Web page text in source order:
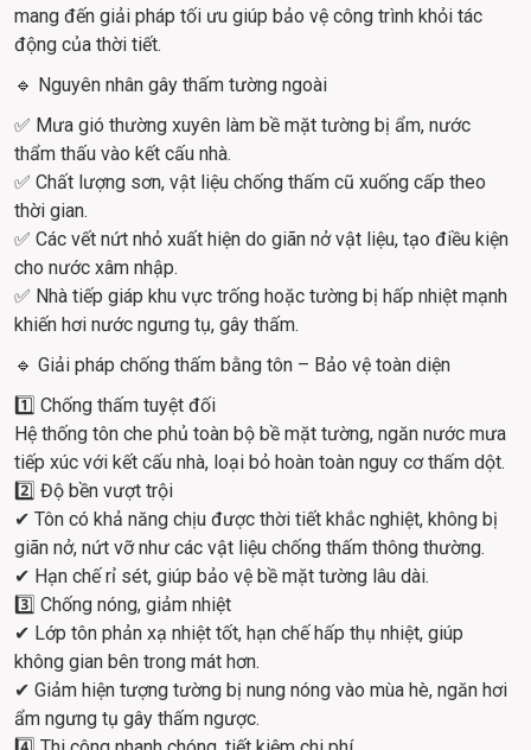
mang đến giải pháp tối ưu giúp bảo vệ công trình khỏi tác
động của thời tiết.
🔹 Nguyên nhân gây thấm tường ngoài
✅ Mưa gió thường xuyên làm bề mặt tường bị ẩm, nước
thẩm thấu vào kết cấu nhà.
✅ Chất lượng sơn, vật liệu chống thấm cũ xuống cấp theo
thời gian.
✅ Các vết nứt nhỏ xuất hiện do giãn nở vật liệu, tạo điều kiện
cho nước xâm nhập.
✅ Nhà tiếp giáp khu vực trống hoặc tường bị hấp nhiệt mạnh
khiến hơi nước ngưng tụ, gây thấm.
🔹 Giải pháp chống thấm bằng tôn – Bảo vệ toàn diện
1️⃣ Chống thấm tuyệt đối
Hệ thống tôn che phủ toàn bộ bề mặt tường, ngăn nước mưa
tiếp xúc với kết cấu nhà, loại bỏ hoàn toàn nguy cơ thấm dột.
2️⃣ Độ bền vượt trội
✔ Tôn có khả năng chịu được thời tiết khắc nghiệt, không bị
giãn nở, nứt vỡ như các vật liệu chống thấm thông thường.
✔ Hạn chế rỉ sét, giúp bảo vệ bề mặt tường lâu dài.
3️⃣ Chống nóng, giảm nhiệt
✔ Lớp tôn phản xạ nhiệt tốt, hạn chế hấp thụ nhiệt, giúp
không gian bên trong mát hơn.
✔ Giảm hiện tượng tường bị nung nóng vào mùa hè, ngăn hơi
ẩm ngưng tụ gây thấm ngược.